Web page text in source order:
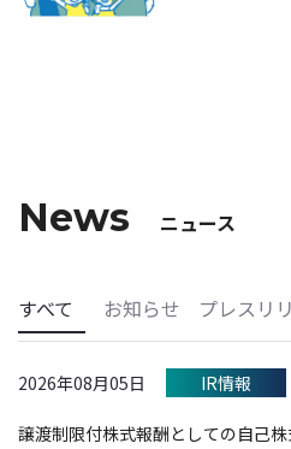
News ニュース
すべて お知らせ プレスリ
2026年08月05日 IR情報
譲渡制限付株式報酬としての自己